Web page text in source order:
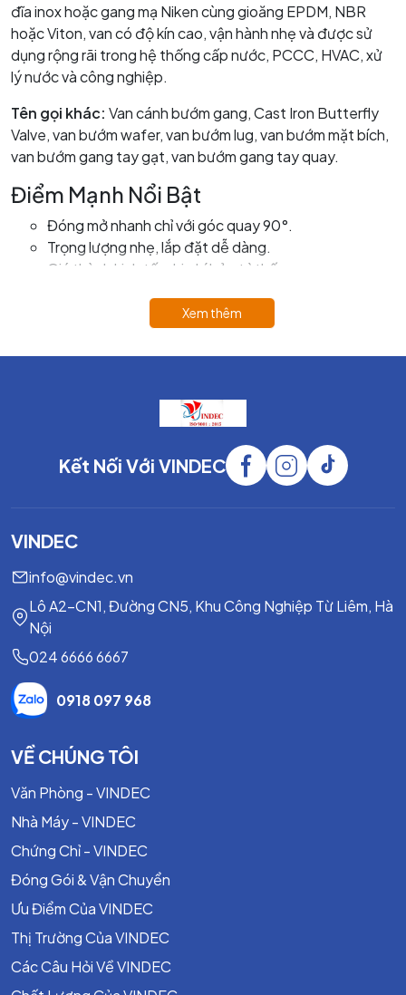
đĩa inox hoặc gang mạ Niken cùng gioăng EPDM, NBR
hoặc Viton, van có độ kín cao, vận hành nhẹ và được sử
dụng rộng rãi trong hệ thống cấp nước, PCCC, HVAC, xử
lý nước và công nghiệp.
Tên gọi khác: Van cánh bướm gang, Cast Iron Butterfly
Valve, van bướm wafer, van bướm lug, van bướm mặt bích,
van bướm gang tay gạt, van bướm gang tay quay.
Điểm Mạnh Nổi Bật
Đóng mở nhanh chỉ với góc quay 90°.
Trọng lượng nhẹ, lắp đặt dễ dàng.
Giá thành kinh tế, chi phí bảo trì thấp.
Phù hợp nhiều tiêu chuẩn đường ống.
Thông số điển hình
Đĩa van
Inox 304, Inox 316, gang mạ Niken
Ty van
Kết nối
Wafer, Lug, Mặt bích
Tiêu chuẩn
JIS 10K, DIN PN10/PN16, ANSI Class
Kích thước
Áp suất làm
việc
PN10, PN16, Class 150
Nhiệt độ làm
-10°C đến 120°C (tùy vật liệu gioăng)
Môi chất
chất nhẹ
Lưu ý:Thông số thực tế phụ thuộc vào từng model và nhà
sản xuất.
Đặc Tính Nổi Bật
Xem thêm
Kết Nối Với VINDEC
VINDEC
info@vindec.vn
Lô A2-CN1, Đường CN5, Khu Công Nghiệp Từ Liêm, Hà
Nội
024 6666 6667
0918 097 968
VỀ CHÚNG TÔI
Văn Phòng - VINDEC
Nhà Máy - VINDEC
Chứng Chỉ - VINDEC
Đóng Gói & Vận Chuyển
Ưu Điểm Của VINDEC
Thị Trường Của VINDEC
Các Câu Hỏi Về VINDEC